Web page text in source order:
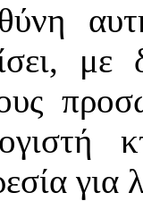
με
για